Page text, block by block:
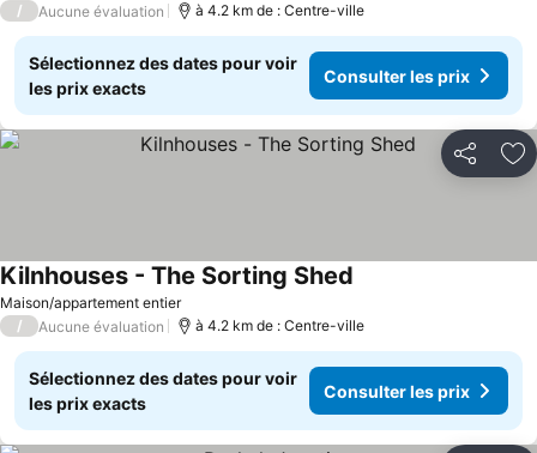
/ Aucune évaluation à 4.2 km de : Centre-ville
Sélectionnez des dates pour voir
les prix exacts
Consulter les prix
Partager
Maison/appartement entier
Kilnhouses - The Sorting Shed
/ Aucune évaluation à 4.2 km de : Centre-ville
Sélectionnez des dates pour voir
les prix exacts
Consulter les prix